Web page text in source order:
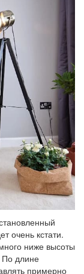
очень кстати.
ниже высоты
По длине
примерно